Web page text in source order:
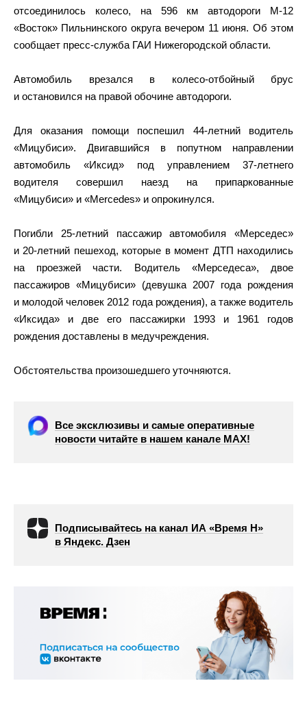
отсоединилось колесо, на 596 км автодороги М-12
«Восток» Пильнинского округа вечером 11 июня. Об этом
сообщает пресс-служба ГАИ Нижегородской области.
Автомобиль врезался в колесо-отбойный брус
и остановился на правой обочине автодороги.
Для оказания помощи поспешил 44-летний водитель
«Мицубиси». Двигавшийся в попутном направлении
автомобиль «Иксид» под управлением 37-летнего
водителя совершил наезд на припаркованные
«Мицубиси» и «Mercedes» и опрокинулся.
Погибли 25-летний пассажир автомобиля «Мерседес»
и 20-летний пешеход, которые в момент ДТП находились
на проезжей части. Водитель «Мерседеса», двое
пассажиров «Мицубиси» (девушка 2007 года рождения
и молодой человек 2012 года рождения), а также водитель
«Иксида» и две его пассажирки 1993 и 1961 годов
рождения доставлены в медучреждения.
Обстоятельства произошедшего уточняются.
Все эксклюзивы и самые оперативные
новости читайте в нашем канале МАХ!
Подписывайтесь на канал ИА «Время Н»
в Яндекс. Дзен